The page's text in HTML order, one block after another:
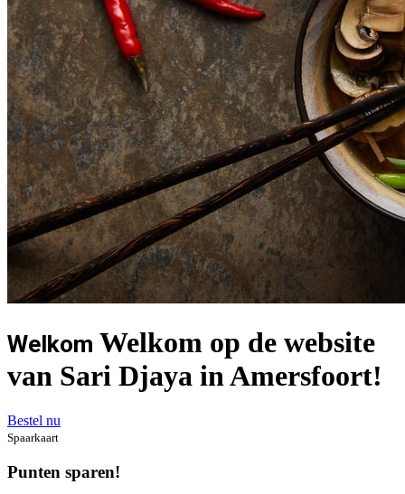
Welkom Welkom op de website
van Sari Djaya in Amersfoort!
Bestel nu
Spaarkaart
Punten sparen!